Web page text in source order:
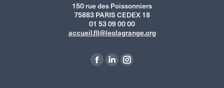
150 rue des Poissonniers
75883 PARIS CEDEX 18
01 53 09 00 00
accueil.fll@leolagrange.org
La
La
La